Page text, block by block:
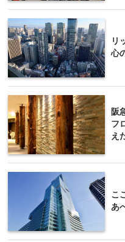
リ
心
阪
フ
え
こ
あ